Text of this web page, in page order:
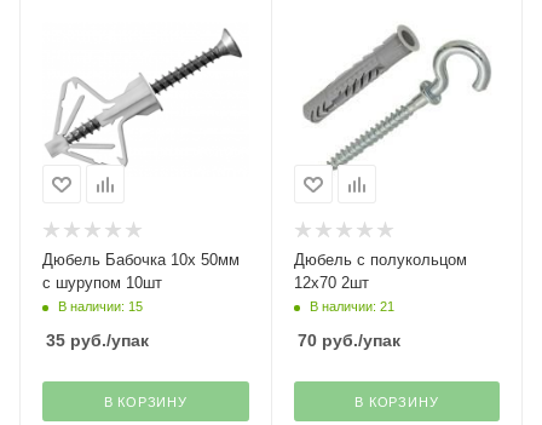
Дюбель Бабочка 10х 50мм
с шурупом 10шт
В наличии: 15
35 руб./упак
В КОРЗИНУ
Дюбель с полукольцом
12х70 2шт
В наличии: 21
70руб./упак
В КОРЗИНУ